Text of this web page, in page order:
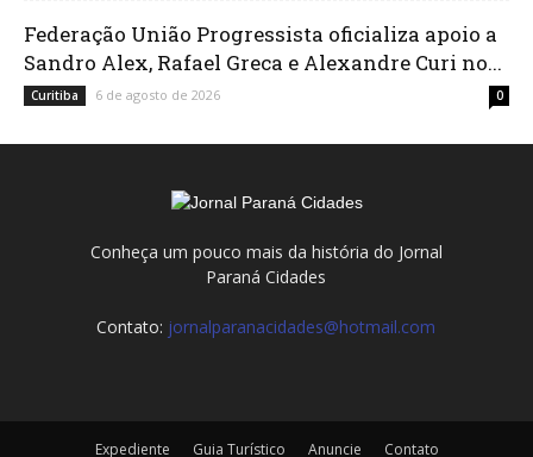
Federação União Progressista oficializa apoio a
Sandro Alex, Rafael Greca e Alexandre Curi no...
Curitiba 6 de agosto de 2026 0
Conheça um pouco mais da história do Jornal
Paraná Cidades
Contato: jornalparanacidades@hotmail.com
Expediente Guia Turístico Anuncie Contato